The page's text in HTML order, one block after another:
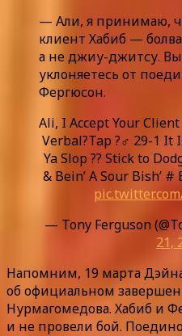
— Али, я принимаю,
клиент Хабиб —
а не джиу-джитсу.
уклоняетесь от
Фергюсон.
Ali, I Accept Your
Verbal?Tap ?‍♂️ 29-1 It
Ya Slop ?? Stick to
& Bein’ A Sour Bish’ #
— Tony Ferguson
21,
Напомним, 19 марта
об официальном
Нурмагомедова. Хабиб и
и не провели бой.